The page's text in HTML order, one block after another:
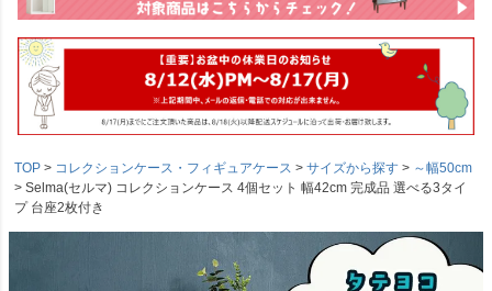
TOP コレクションケース・フィギュアケース サイズから探す
～幅50cm
Selma(セルマ) コレクションケース 4個セット 幅42cm 完成品 選べる3タイ
プ 台座2枚付き